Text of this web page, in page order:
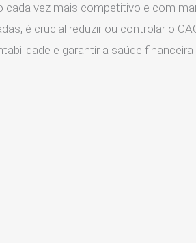
cada vez mais competitivo e com
é crucial reduzir ou controlar o
e garantir a saúde financeira